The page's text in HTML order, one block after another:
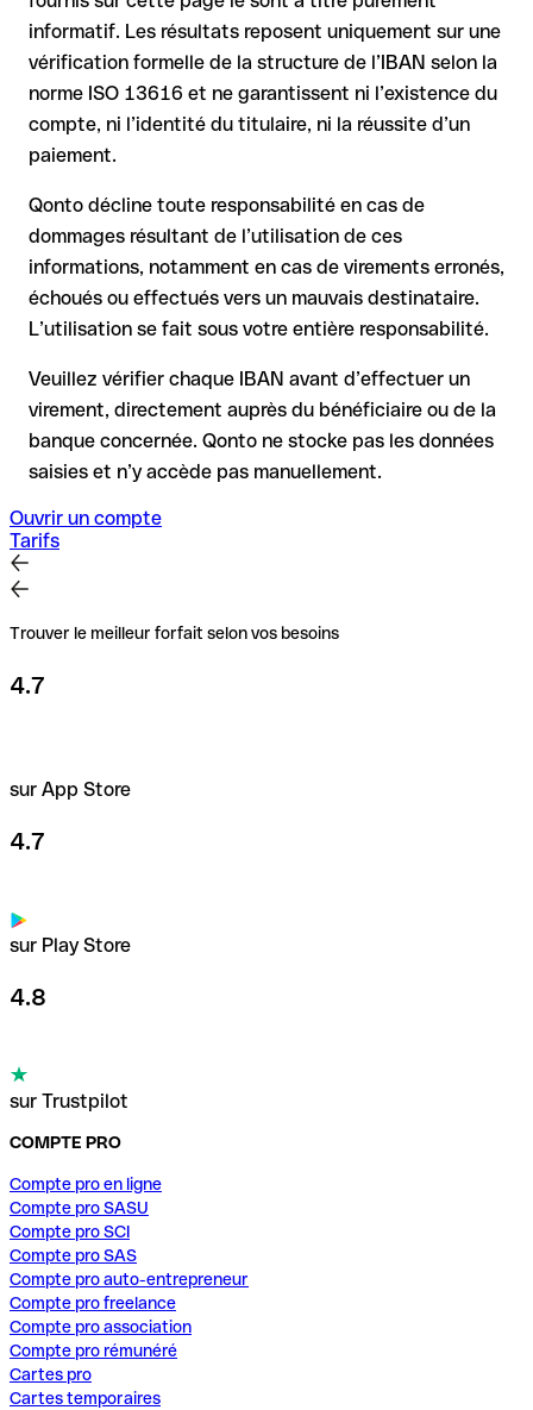
la banque réceptrice doit coopérer au retour des fonds
votre banque peut initier une procédure de rappel sur
demande
le remboursement n’est pas garanti, surtout si les fonds ont
déjà été retirés
pour les virements hors SEPA, la récupération est plus
complexe et peut entraîner des frais
Recommandation: vérifiez systématiquement chaque IBAN
avant un virement (via un outil de vérification) et confirmez-le
directement auprès du bénéficiaire en cas de doute. Cette
précaution est essentielle, en particulier pour des montants
élevés ou de nouvelles relations commerciales.
informatif. Les résultats reposent uniquement sur une
vérification formelle de la structure de l’IBAN selon la
norme ISO 13616 et ne garantissent ni l’existence du
compte, ni l’identité du titulaire, ni la réussite d’un
paiement.
Qonto décline toute responsabilité en cas de
dommages résultant de l’utilisation de ces
informations, notamment en cas de virements erronés,
échoués ou effectués vers un mauvais destinataire.
L’utilisation se fait sous votre entière responsabilité.
Veuillez vérifier chaque IBAN avant d’effectuer un
virement, directement auprès du bénéficiaire ou de la
banque concernée. Qonto ne stocke pas les données
saisies et n’y accède pas manuellement.
Ouvrir un compte
Tarifs
Trouver le meilleur forfait selon vos besoins
4.7
sur App Store
4.7
sur Play Store
4.8
sur Trustpilot
COMPTE PRO
Compte pro en ligne
Compte pro SASU
Compte pro SCI
Compte pro SAS
Compte pro auto-entrepreneur
Compte pro freelance
Compte pro association
Compte pro rémunéré
Cartes pro
Cartes temporaires